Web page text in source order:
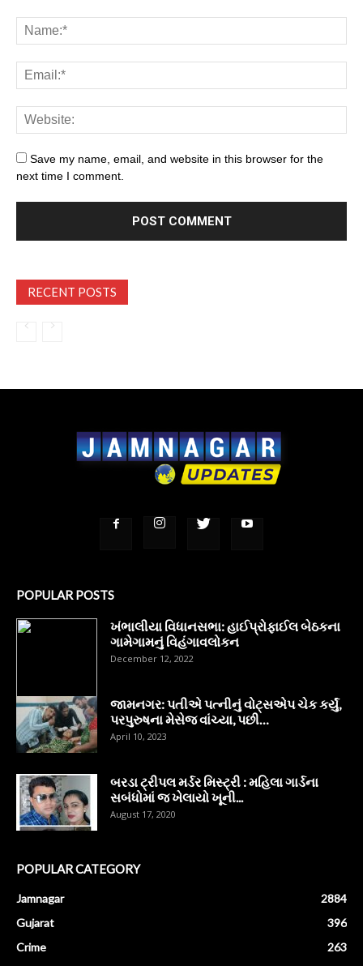
Save my name, email, and website in this browser for the
next time I comment.
RECENT POSTS
POPULAR POSTS
ખંભાલીયા વિધાનસભા: હાઈપ્રોફાઈલ બેઠકના
ગામેગામનું વિહંગાવલોકન
December 12, 2022
જામનગર: પતીએ પત્નીનું વોટ્સએપ ચેક કર્યું,
પરપુરુષના મેસેજ વાંચ્યા, પછી…
April 10, 2023
બરડા ટ્રીપલ મર્ડર મિસ્ટ્રી : મહિલા ગાર્ડના
સબંધોમાં જ ખેલાયો ખૂની...
August 17, 2020
POPULAR CATEGORY
Jamnagar
2884
Gujarat
396
Crime
263